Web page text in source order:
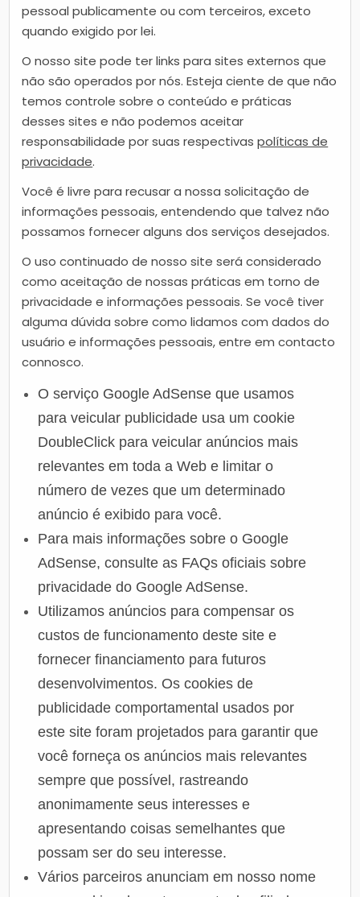
pessoal publicamente ou com terceiros, exceto
quando exigido por lei.
O nosso site pode ter links para sites externos que
não são operados por nós. Esteja ciente de que não
temos controle sobre o conteúdo e práticas
desses sites e não podemos aceitar
responsabilidade por suas respectivaspolíticas de
privacidade.
Você é livre para recusar a nossa solicitação de
informações pessoais, entendendo que talvez não
possamos fornecer alguns dos serviços desejados.
O uso continuado de nosso site será considerado
como aceitação de nossas práticas em torno de
privacidade e informações pessoais. Se você tiver
alguma dúvida sobre como lidamos com dados do
usuário e informações pessoais, entre em contacto
connosco.
O serviço Google AdSense que usamos
para veicular publicidade usa um cookie
DoubleClick para veicular anúncios mais
relevantes em toda a Web e limitar o
número de vezes que um determinado
anúncio é exibido para você.
Para mais informações sobre o Google
AdSense, consulte as FAQs oficiais sobre
privacidade do Google AdSense.
Utilizamos anúncios para compensar os
custos de funcionamento deste site e
fornecer financiamento para futuros
desenvolvimentos. Os cookies de
publicidade comportamental usados ​​por
este site foram projetados para garantir que
você forneça os anúncios mais relevantes
sempre que possível, rastreando
anonimamente seus interesses e
apresentando coisas semelhantes que
possam ser do seu interesse.
Vários parceiros anunciam em nosso nome